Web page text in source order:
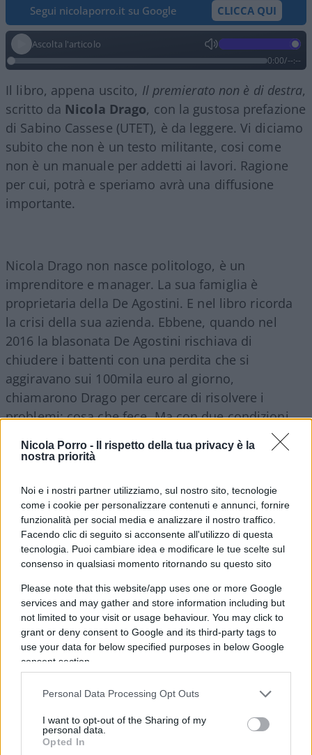
Nicola Porro -
Il rispetto della tua privacy è la
nostra priorità
Noi e i nostri partner utilizziamo, sul nostro sito, tecnologie
come i cookie per personalizzare contenuti e annunci, fornire
funzionalità per social media e analizzare il nostro traffico.
Facendo clic di seguito si acconsente all'utilizzo di questa
tecnologia. Puoi cambiare idea e modificare le tue scelte sul
consenso in qualsiasi momento ritornando su questo sito
Please note that this website/app uses one or more Google
services and may gather and store information including but
not limited to your visit or usage behaviour. You may click to
grant or deny consent to Google and its third-party tags to
use your data for below specified purposes in below Google
consent section.
Personal Data Processing Opt Outs
I want to opt-out of the Sharing of my
personal data.
Opted In
Segui nicolaporro.it su Google CLICCA QUI
Ascolta l'articolo
0:00/--:--
Il libro, appena uscito, Il premierato non è di destra,
scritto da Nicola Drago, con la gustosa prefazione
di Sabino Cassese (UTET), è da leggere. Vi diciamo
subito che non è un testo militante, cosi come
non è un manuale per addetti ai lavori. Ragione
per cui, potrà e speriamo avrà una diffusione
importante.
Nicola Drago non nasce politologo, è un
imprenditore e manager. La sua famiglia è
proprietaria della De Agostini. E nel libro ricorda
la crisi della sua azienda. Ebbene, quando nel
2016 la blasonata De Agostini rischiava di
chiudere i battenti con una perdita che si
aggiravano sui 100mila euro al giorno,
chiamarono Drago per cercare di risolvere i
problemi: cosa che fece. Ma con due condizioni
indispensabili: l’unicità del comando e dunque
della responsabilità e il tempo necessario per
loro effetti.
Tutte cose, scrive acutamente Drago, che
mancano al nostro sistema istituzionale, la cui
instabilità rende difficile se non impossibile la
soluzione dei gravi problemi economici e sociali
che gravano sulla società italiana.
La prima parte del libro la possiamo definire
destruens. È quella che ci spiega come i nostri
cervello per fare le leggi,una galassia di partiti
interessati solo alla loro fetta di cielo, un ruolo